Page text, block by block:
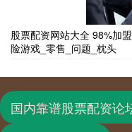
股票配资网站大全 98%加
险游戏_零售_问题_枕头
国内靠谱股票配资论